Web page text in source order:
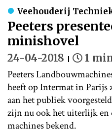
Veehouderij
Peeters
minishovel
24-04-2018 1
Peeters
heeft op Intermat in
aan het publiek
zijn nu ook het uiterlijk en
machines bekend.